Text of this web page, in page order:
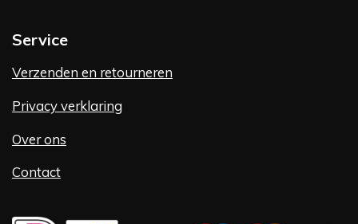
Service
Verzenden en retourneren
Privacy verklaring
Over ons
Contact